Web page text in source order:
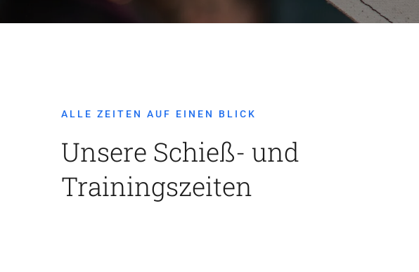
ALLE ZEITEN AUF EINEN BLICK
Unsere Schieß- und
Trainingszeiten